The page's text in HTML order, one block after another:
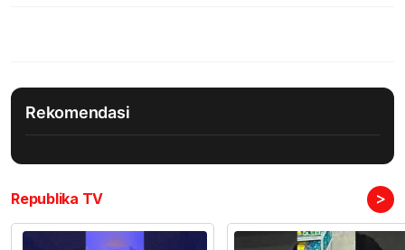
Rekomendasi
Republika TV >